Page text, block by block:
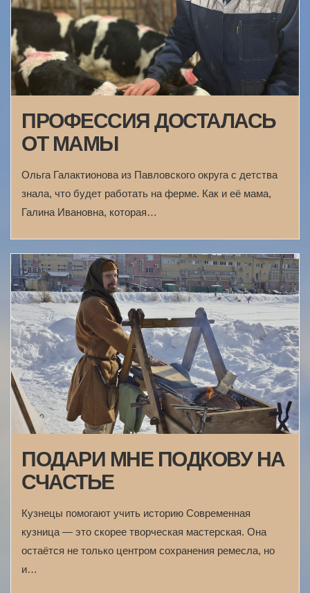
ПРОФЕССИЯ ДОСТАЛАСЬ
ОТ МАМЫ
Ольга Галактионова из Павловского округа с детства
знала, что будет работать на ферме. Как и её мама,
Галина Ивановна, которая…
ПОДАРИ МНЕ ПОДКОВУ НА
СЧАСТЬЕ
Кузнецы помогают учить историю Современная
кузница — это скорее творческая мастерская. Она
остаётся не только центром сохранения ремесла, но
и…